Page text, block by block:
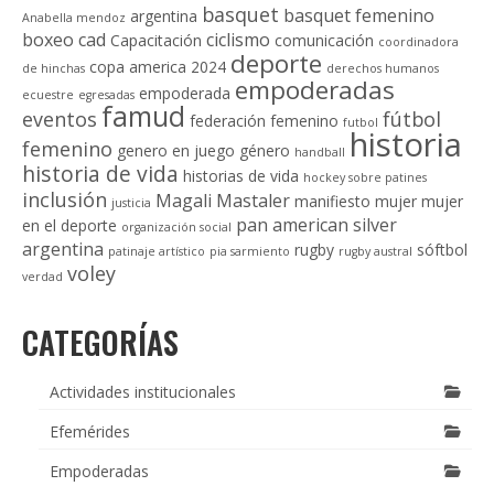
Anabella mendoz argentina basquet basquet femenino
boxeo cad Capacitación ciclismo comunicación coordinadora
de hinchas copa america 2024 deporte derechos humanos
ecuestre egresadas empoderada empoderadas
eventos famud federación femenino futbol fútbol
femenino genero en juego género handball historia
historia de vida historias de vida hockey sobre patines
inclusión justicia Magali Mastaler manifiesto mujer mujer
en el deporte organización social pan american silver
argentina patinaje artístico pia sarmiento rugby rugby austral sóftbol
verdad voley
CATEGORÍAS
Actividades institucionales
Efemérides
Empoderadas